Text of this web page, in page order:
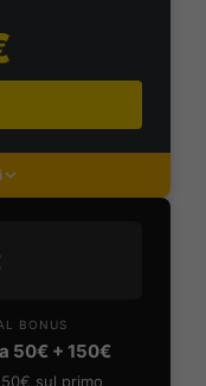
BONUS
50€ + 150€
sul primo